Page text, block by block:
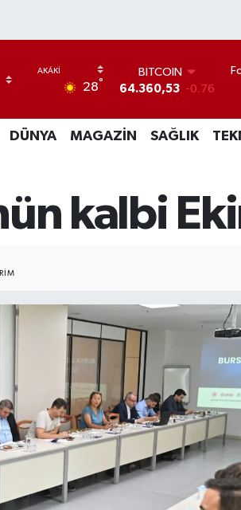
28°
64.360,53
-0.76
DOLAR
EURO
55,0265 0.01
GRAM ALTIN
6618.49
2.12
BİST100
DÜNYA MAGAZİN SAĞLIK
kalbi